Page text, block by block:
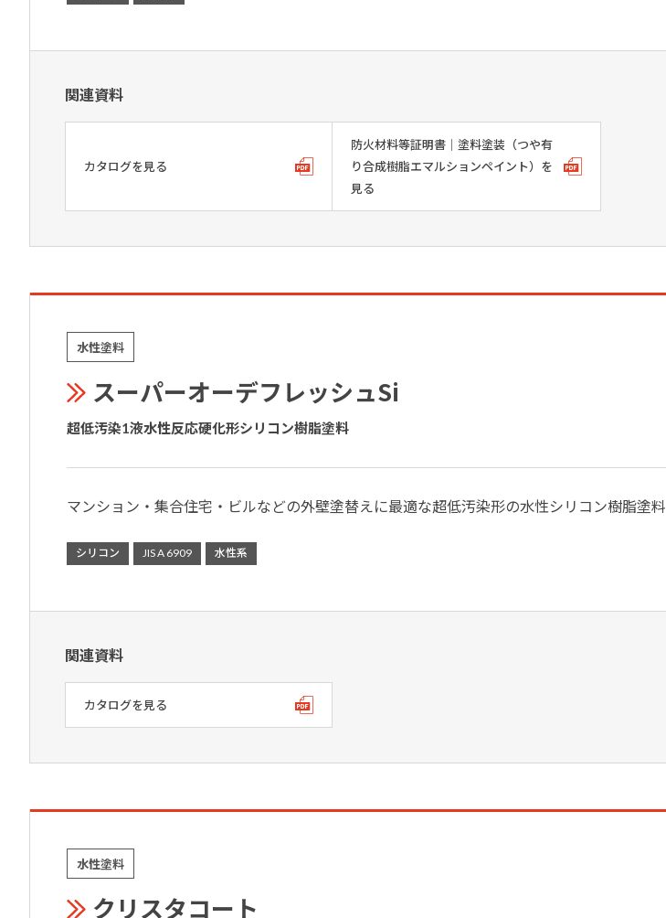
関連資料
カタログを見る
防火材料等証明書｜塗料塗装（つや有
り合成樹脂エマルションペイント）を
見る
水性塗料
スーパーオーデフレッシュSi
超低汚染1液水性反応硬化形シリコン樹脂塗料
マンション・集合住宅・ビルなどの外壁塗替えに最適な超低汚染形の水性シリコン樹脂塗料
シリコン JIS A 6909 水性系
関連資料
カタログを見る
水性塗料
クリスタコート